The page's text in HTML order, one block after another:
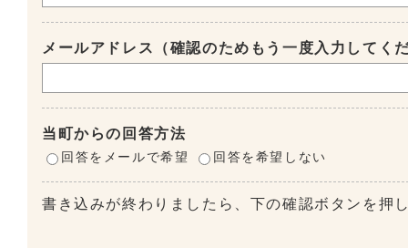
メールアドレス（確認のためもう一度入力してく
当町からの回答方法
回答をメールで希望 回答を希望しない
書き込みが終わりましたら、下の確認ボタンを押